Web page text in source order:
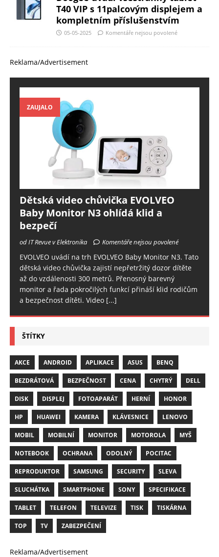
T40 VIP s 11palcovým displejem a
kompletním příslušenstvím
05-05-2025 Komentáře nejsou povolené
Reklama/Advertisement
ZAUJALO
Dětská video chůvička EVOLVEO
Baby Monitor N3 ohlídá klid a
bezpečí
od IT Revue v Elektronika Komentáře nejsou povolené
EVOLVEO uvádí na trh EVOLVEO Baby Monitor N3. Tato
dětská video chůvička zajistí nepřetržitý dozor dítěte
až do vzdálenosti 300 metrů. Přenosný barevný
monitor a řada pokročilých funkcí přináší klid rodičům
a bezpečnost dítěti. Video [...]
ŠTÍTKY
AKCE ANDROID APLIKACE ASUS BENQ
BEZDRÁTOVÁ BEZPEČNOST CENA CHYTRÝ DELL
DISK DISPLEJ FOTOAPARÁT HERNÍ HONOR
HP HUAWEI KAMERA KLÁVESNICE LENOVO
MOBIL MOBILNÍ MONITOR MOTOROLA MYŠ
NOTEBOOK OCHRANA ODOLNÝ POCITAC
REPRODUKTOR SAMSUNG SECURITY SLEVA
SLUCHÁTKA SMARTPHONE SONY SPECIFIKACE
TABLET TELEFON TELEVIZE TISK TISKÁRNA
TOP TV ZABEZPEČENÍ
Reklama/Advertisement